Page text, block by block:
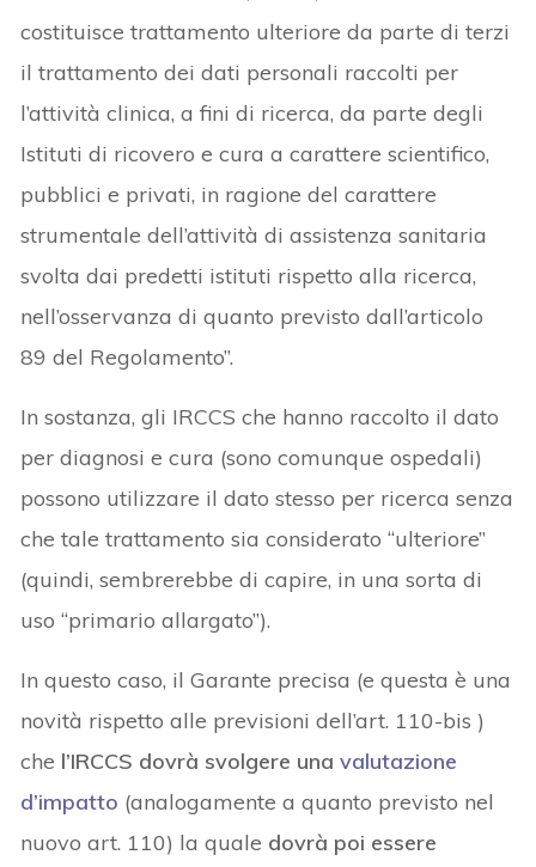
costituisce trattamento ulteriore da parte di terzi
il trattamento dei dati personali raccolti per
l’attività clinica, a fini di ricerca, da parte degli
Istituti di ricovero e cura a carattere scientifico,
pubblici e privati, in ragione del carattere
strumentale dell’attività di assistenza sanitaria
svolta dai predetti istituti rispetto alla ricerca,
nell’osservanza di quanto previsto dall’articolo
89 del Regolamento”.
In sostanza, gli IRCCS che hanno raccolto il dato
per diagnosi e cura (sono comunque ospedali)
possono utilizzare il dato stesso per ricerca senza
che tale trattamento sia considerato “ulteriore”
(quindi, sembrerebbe di capire, in una sorta di
uso “primario allargato”).
In questo caso, il Garante precisa (e questa è una
novità rispetto alle previsioni dell’art. 110-bis )
che l’IRCCS dovrà svolgere unavalutazione
d’impatto (analogamente a quanto previsto nel
nuovo art. 110) la quale dovrà poi essere